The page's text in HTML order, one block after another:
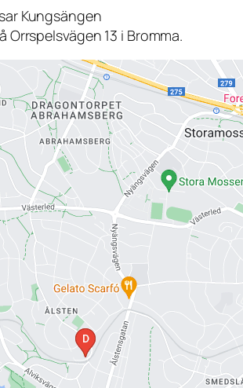
Kungsängen
Orrspelsvägen 13 i Bromma.